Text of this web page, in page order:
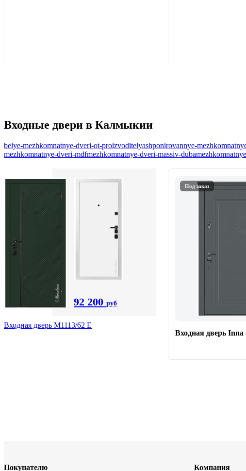
Входные двери в Калмыкии
belye-mezhkomnatnye-dveri-ot-proizvoditelyashponirovannye-
mezhkomnatnye-dveri-mdfmezhkomnatnye-dveri-massiv-duba
92 200руб
Входная дверь М1113/62 Е
Под заказ
Входная дверь
Покупателю Компания